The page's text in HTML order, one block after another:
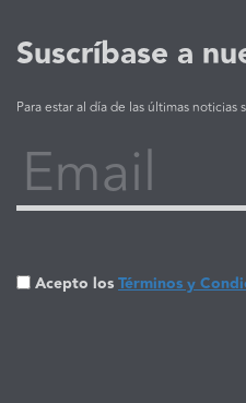
Suscríbase a
Para estar al día de las últimas noticias
Email
Acepto losTérminos y